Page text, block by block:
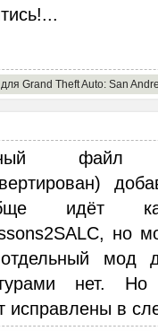
...
Grand Theft Auto: San
файл
идёт
но
мод
нет.
исправлены в